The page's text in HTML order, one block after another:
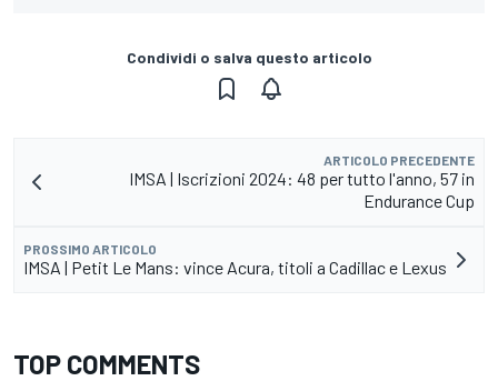
Condividi o salva questo articolo
ARTICOLO PRECEDENTE
IMSA | Iscrizioni 2024: 48 per tutto l'anno, 57 in
Endurance Cup
PROSSIMO ARTICOLO
IMSA | Petit Le Mans: vince Acura, titoli a Cadillac e Lexus
TOP COMMENTS